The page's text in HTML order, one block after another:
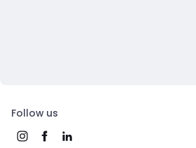
Follow us